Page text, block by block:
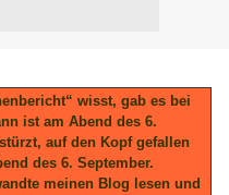
wisst, gab es bei
ist am Abend des 6.
auf den Kopf gefallen
des 6. September.
meinen Blog lesen und